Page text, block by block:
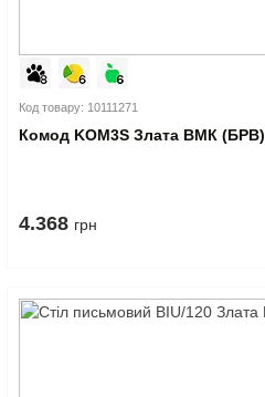
Код товару: 10111271
Комод KOM3S Злата ВМК (БРВ)
4.368 грн